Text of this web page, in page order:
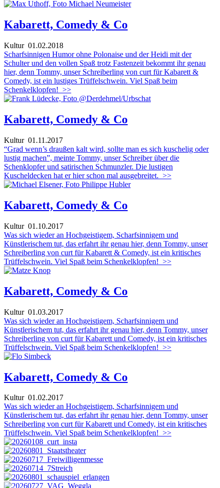
Kabarett, Comedy & Co
Kultur01.02.2018
Scharfsinnigen Humor ohne Polonaise und der Heidi mit der
Schulter und den vollen Spaß trotz Fastenzeit bekommt ihr genau
hier, denn Tommy, unser Schreiberling von curt für Kabarett &
Comedy, ist ein lustiges Trüffelschwein. Viel Spaß beim
Schenkelklopfen! >>
Kabarett, Comedy & Co
Kultur01.11.2017
“Grad wenn’s draußen kalt wird, sollte man es sich kuschelig oder
lustig machen”, meinte Tommy, unser Schreiber über die
Schenklopfer und satirischen Schmunzler. Die lustigen
Kuscheldecken hat er hier schon mal ausgebreitet. >>
Kabarett, Comedy & Co
Kultur01.10.2017
Was sich wieder an Hochgeistigem, Scharfsinnigem und
Künstlerischem tut, das erfahrt ihr genau hier, denn Tommy, unser
Schreiberling von curt für Kabarett & Comedy, ist ein kritisches
Trüffelschwein. Viel Spaß beim Schenkelklopfen! >>
Kabarett, Comedy & Co
Kultur01.03.2017
Was sich wieder an Hochgeistigem, Scharfsinnigem und
Künstlerischem tut, das erfahrt ihr genau hier, denn Tommy, unser
Schreiberling von curt für Kabarett und Comedy, ist ein kritisches
Trüffelschwein. Viel Spaß beim Schenkelklopfen! >>
Kabarett, Comedy & Co
Kultur01.02.2017
Was sich wieder an Hochgeistigem, Scharfsinnigem und
Künstlerischem tut, das erfahrt ihr genau hier, denn Tommy, unser
Schreiberling von curt für Kabarett und Comedy, ist ein kritisches
Trüffelschwein. Viel Spaß beim Schenkelklopfen! >>